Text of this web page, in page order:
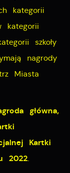
kategorii
kategorii
szkoły
nagrody
Miasta
główna,
Kartki
2022.